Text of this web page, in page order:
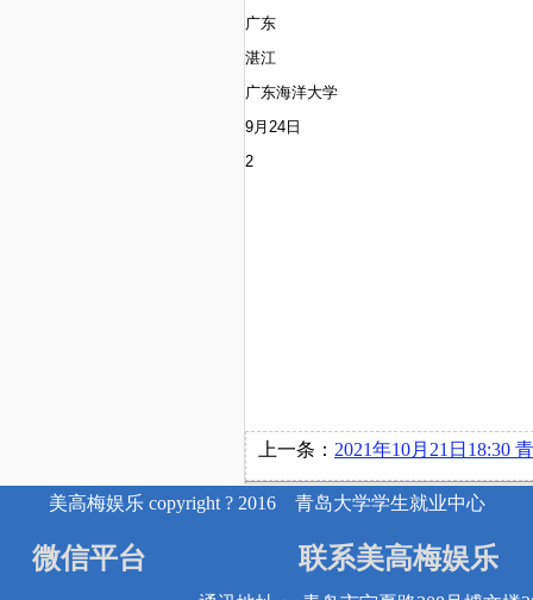
广东
湛江
广东海洋大学
9月24日
2
上一条： 2021年10月21日18:30 青岛天泰爱家物业服务有限公司在博
美高梅娱乐 copyright ? 2016 青岛大学学生就业中心
微信平台 联系美高梅娱乐